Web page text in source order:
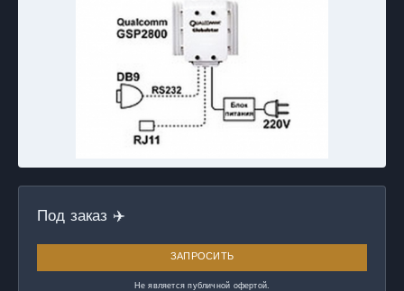
Под заказ ✈️
ЗАПРОСИТЬ
Не является публичной офертой.